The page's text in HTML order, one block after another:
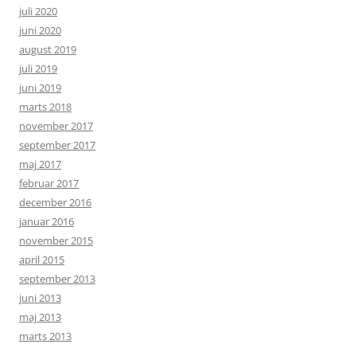
juli 2020
juni 2020
august 2019
juli 2019
juni 2019
marts 2018
november 2017
september 2017
maj 2017
februar 2017
december 2016
januar 2016
november 2015
april 2015
september 2013
juni 2013
maj 2013
marts 2013